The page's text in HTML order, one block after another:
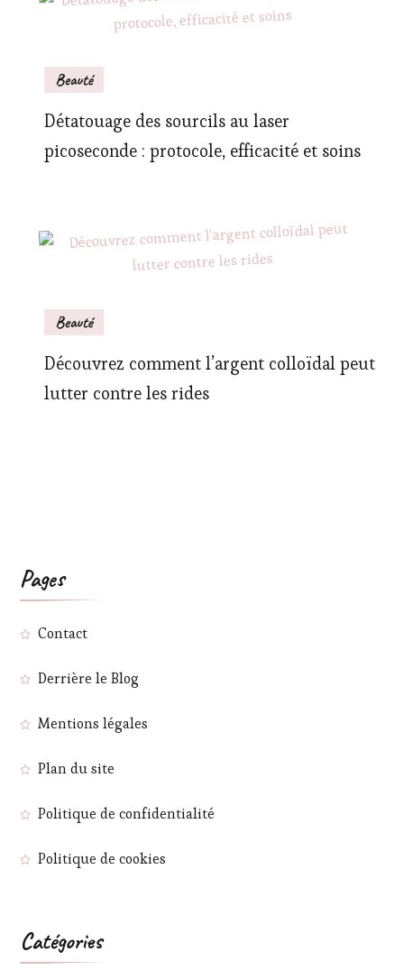
Beauté
Détatouage des sourcils au laser
picoseconde : protocole, efficacité et soins
Beauté
Découvrez comment l’argent colloïdal peut
lutter contre les rides
Pages
Contact
Derrière le Blog
Mentions légales
Plan du site
Politique de confidentialité
Politique de cookies
Catégories